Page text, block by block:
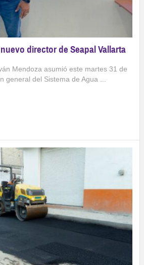
director de Seapal Vallarta
Mendoza asumió este martes 31 de
general del Sistema de Agua ...